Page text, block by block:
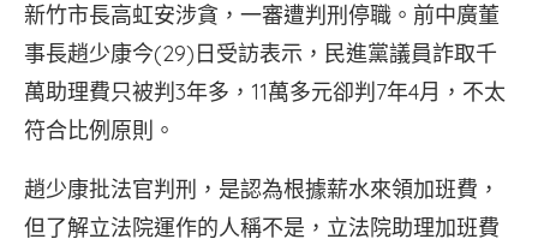
新竹市長高虹安涉貪，一審遭判刑停職。前中廣董
事長趙少康今(29)日受訪表示，民進黨議員詐取千
萬助理費只被判3年多，11萬多元卻判7年4月，不太
符合比例原則。
趙少康批法官判刑，是認為根據薪水來領加班費，
但了解立法院運作的人稱不是，立法院助理加班費